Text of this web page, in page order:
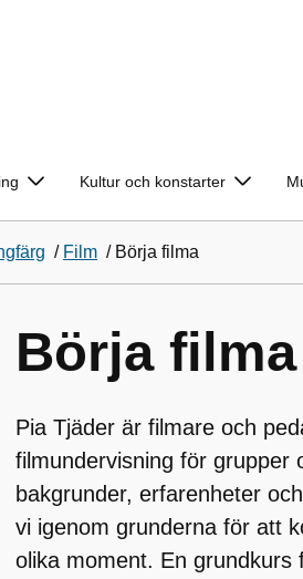
Kultur och konstarter
/ Film / Börja filma
Börja filma
Pia Tjäder är filmare och
filmundervisning för grupper
bakgrunder, erfarenheter
vi igenom grunderna för att
olika moment. En grundkurs